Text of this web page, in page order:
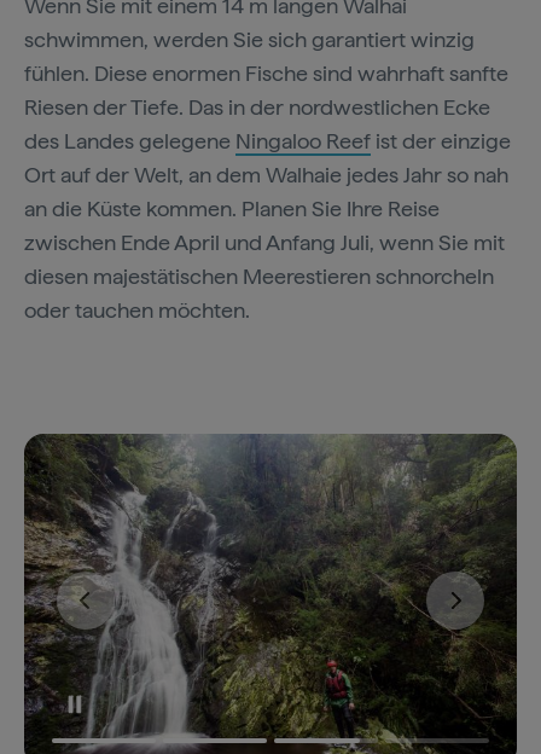
Wenn Sie mit einem 14 m langen Walhai
schwimmen, werden Sie sich garantiert winzig
fühlen. Diese enormen Fische sind wahrhaft sanfte
Riesen der Tiefe. Das in der nordwestlichen Ecke
des Landes gelegene Ningaloo Reef ist der einzige
Ort auf der Welt, an dem Walhaie jedes Jahr so nah
an die Küste kommen. Planen Sie Ihre Reise
zwischen Ende April und Anfang Juli, wenn Sie mit
diesen majestätischen Meerestieren schnorcheln
oder tauchen möchten.